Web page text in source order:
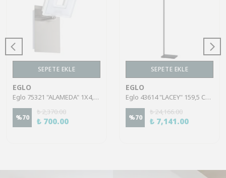
SEPETE EKLE
EGLO
Eglo 75321 "ALAMEDA" 1X4,5W Çelik Nikel Mat Sıva Üstü Spot
%70
₺ 2,370.00
₺ 700.00
SEPETE EKLE
EGLO
Eglo 43614 "LACEY" 159,5 Cm Yüksekliğinde Çelik, Ahşap Köşe Lambası Lambader
%70
₺ 24,166.00
₺ 7,141.00